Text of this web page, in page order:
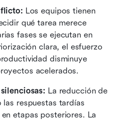
Los equipos tienen
qué tarea merece
fases se ejecutan en
clara, el esfuerzo
disminuye
acelerados.
La reducción de
respuestas tardías
etapas posteriores. La